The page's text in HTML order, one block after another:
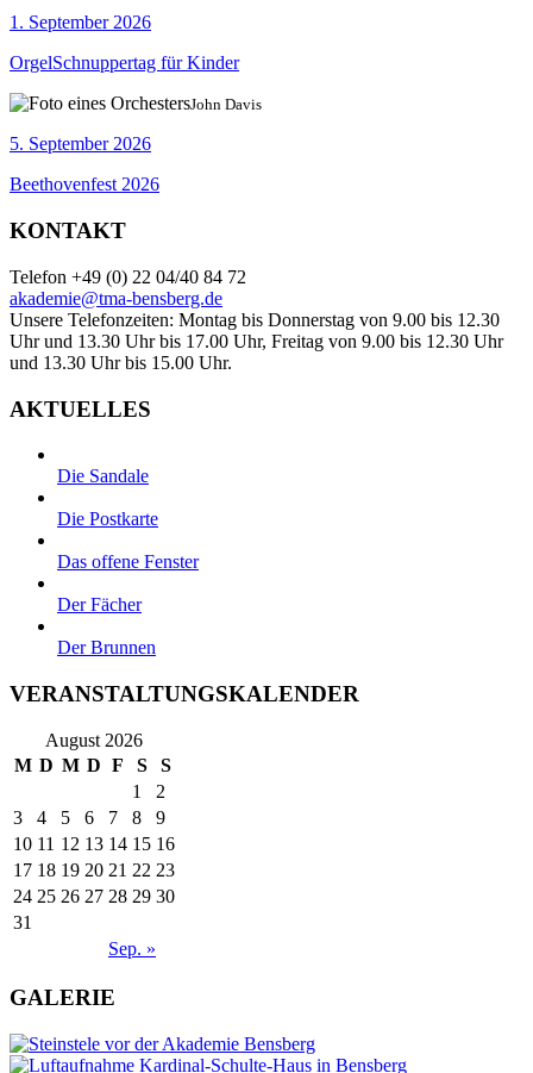
1. September 2026
OrgelSchnuppertag für Kinder
John Davis
5. September 2026
Beethovenfest 2026
KONTAKT
Telefon +49 (0) 22 04/40 84 72
akademie@tma-bensberg.de
Unsere Telefonzeiten: Montag bis Donnerstag von 9.00 bis 12.30
Uhr und 13.30 Uhr bis 17.00 Uhr, Freitag von 9.00 bis 12.30 Uhr
und 13.30 Uhr bis 15.00 Uhr.
AKTUELLES
Die Sandale
Die Postkarte
Das offene Fenster
Der Fächer
Der Brunnen
VERANSTALTUNGSKALENDER
August 2026
M D M D F S S
Sep. »
1
2
3
4 5 6 7 8
9
10 11 12 13 14 15 16
17 18 19 20 21 22 23
24 25 26 27 28 29 30
31
GALERIE